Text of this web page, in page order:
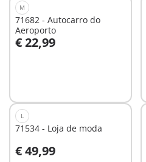
M
71682 - Autocarro do
Aeroporto
€ 22,99
Ao carrinho
L
71534 - Loja de moda
€ 49,99
Ao carrinho